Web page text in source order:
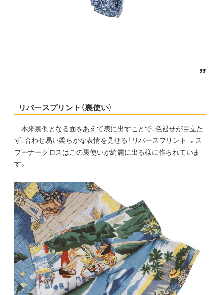
”
リバースプリント（裏使い）
本来裏側となる面をあえて表に出すことで、色褪せが目立た
ず、合わせ易い柔らかな表情を見せる「リバースプリント」。ス
プーナークロスはこの裏使いが綺麗に出る様に作られていま
す。